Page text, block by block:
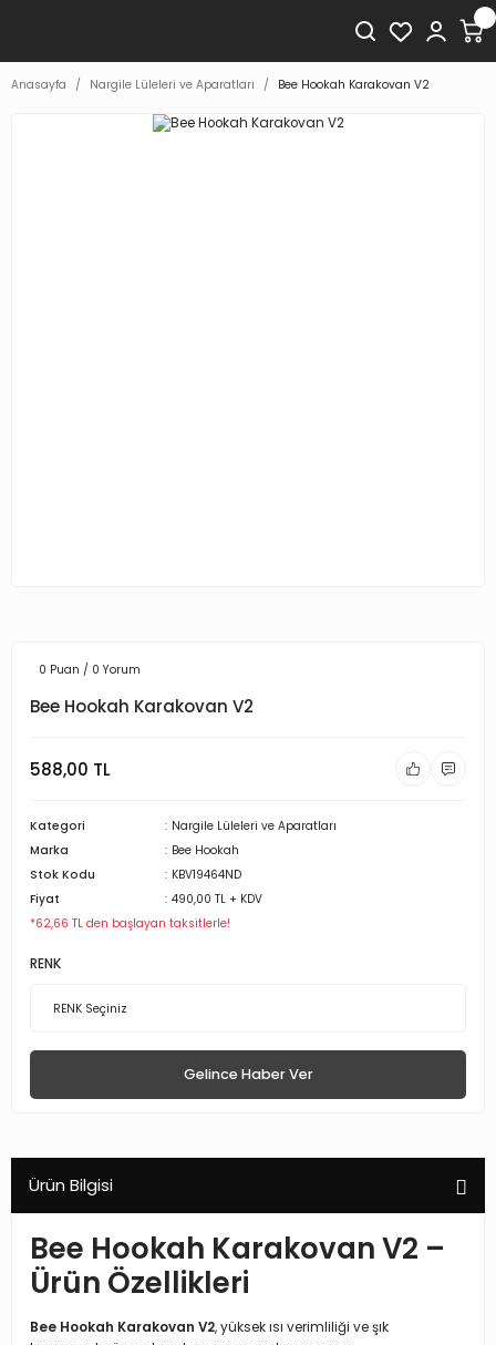
Anasayfa Nargile Lüleleri ve Aparatları Bee Hookah Karakovan V2
0 Puan / 0 Yorum
Bee Hookah Karakovan V2
588,00 TL
Kategori
Nargile Lüleleri ve Aparatları
Marka
Bee Hookah
Stok Kodu
KBV19464ND
Fiyat
490,00 TL + KDV
*62,66 TL den başlayan taksitlerle!
RENK
Gelince Haber Ver
Ürün Bilgisi
Bee Hookah Karakovan V2 –
Ürün Özellikleri
Bee Hookah Karakovan V2, yüksek ısı verimliliği ve şık